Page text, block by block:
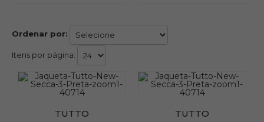
Ordenar por:
Itens por página:
TUTTO TUTTO